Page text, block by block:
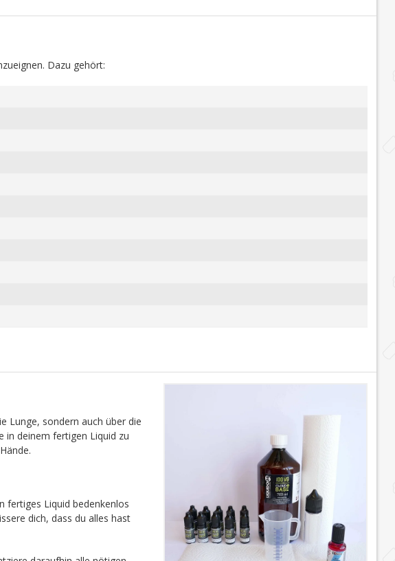
Dazu gehört:
Lunge, sondern auch über die
in deinem fertigen Liquid zu
fertiges Liquid bedenkenlos
dich, dass du alles hast